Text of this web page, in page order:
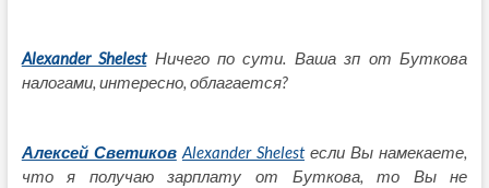
Alexander ShelestНичего по сути. Ваша зп от Буткова
налогами, интересно, облагается?
Алексей Светиков Alexander Shelestесли Вы намекаете,
что я получаю зарплату от Буткова, то Вы не